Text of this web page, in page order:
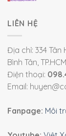
LIÊN HỆ
Địa chỉ: 334
Bình Tân, TP.HCM
Điện thoại:
Email:
Fanpage: Môi